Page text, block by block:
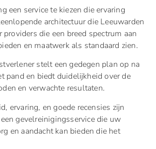
een service te kiezen die ervaring
architectuur die Leeuwarden
providers die een breed spectrum aan
en maatwerk als standaard zien.
stelt een gedegen plan op na
pand en biedt duidelijkheid over de
en verwachte resultaten.
ervaring, en goede recensies zijn
gevelreinigingsservice die uw
en aandacht kan bieden die het